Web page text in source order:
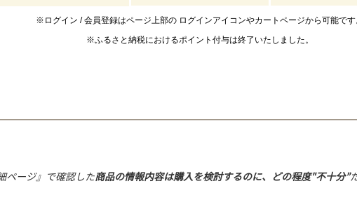
※ログイン / 会員登録はページ上部の ログインアイコンやカートページから可能で
※ふるさと納税におけるポイント付与は終了いたしました。